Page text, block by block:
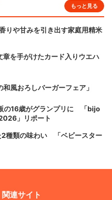
もっと見る
や甘みを引き出す家庭用精米
を手がけたカード入りウエハ
風おろしバーガーフェア」
の16歳がグランプリに 「bijo
」リポート
2種類の味わい 「ベビースター
関連サイト